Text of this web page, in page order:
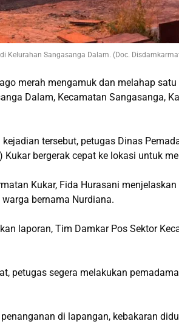
Kelurahan Sangasanga Dalam. (Doc.
merah mengamuk dan melahap
Dalam, Kecamatan Sangasanga,
tersebut, petugas Dinas
Kukar bergerak cepat ke lokasi untuk
Kukar, Fida Hurasani
bernama Nurdiana.
laporan, Tim Damkar Pos Sektor
petugas segera melakukan
di lapangan, kebakaran